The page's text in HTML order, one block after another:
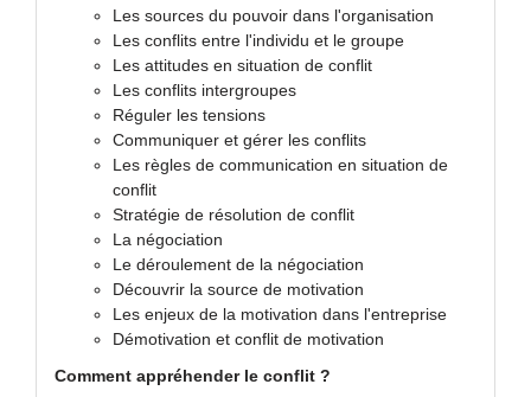
Les sources du pouvoir dans l'organisation
Les conflits entre l'individu et le groupe
Les attitudes en situation de conflit
Les conflits intergroupes
Réguler les tensions
Communiquer et gérer les conflits
Les règles de communication en situation de
conflit
Stratégie de résolution de conflit
La négociation
Le déroulement de la négociation
Découvrir la source de motivation
Les enjeux de la motivation dans l'entreprise
Démotivation et conflit de motivation
Comment appréhender le conflit ?